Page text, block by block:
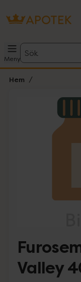
Meny
Sök
Hem
Lista: .
Valley